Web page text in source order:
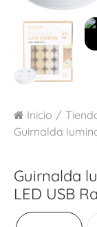
Inicio
Guirnalda
Guirnalda
LED USB